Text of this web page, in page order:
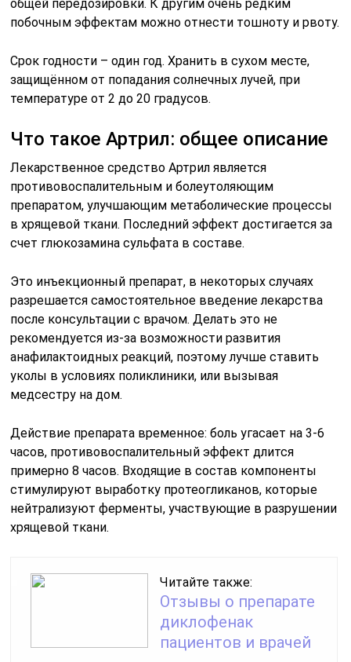
общей передозировки. К другим очень редким
побочным эффектам можно отнести тошноту и рвоту.
Срок годности – один год. Хранить в сухом месте,
защищённом от попадания солнечных лучей, при
температуре от 2 до 20 градусов.
Что такое Артрил: общее описание
Лекарственное средство Артрил является
противовоспалительным и болеутоляющим
препаратом, улучшающим метаболические процессы
в хрящевой ткани. Последний эффект достигается за
счет глюкозамина сульфата в составе.
Это инъекционный препарат, в некоторых случаях
разрешается самостоятельное введение лекарства
после консультации с врачом. Делать это не
рекомендуется из-за возможности развития
анафилактоидных реакций, поэтому лучше ставить
уколы в условиях поликлиники, или вызывая
медсестру на дом.
Действие препарата временное: боль угасает на 3-6
часов, противовоспалительный эффект длится
примерно 8 часов. Входящие в состав компоненты
стимулируют выработку протеогликанов, которые
нейтрализуют ферменты, участвующие в разрушении
хрящевой ткани.
Читайте также:
Отзывы о препарате
диклофенак
пациентов и врачей